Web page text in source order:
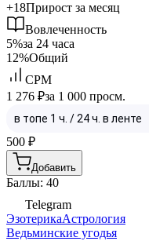
+18Прирост за месяц
Вовлеченность
5%за 24 часа
12%Общий
CPM
1 276 ₽за 1 000 просм.
500 ₽
Добавить
Баллы: 40
Telegram
ЭзотерикаАстрология
Ведьминские угодья